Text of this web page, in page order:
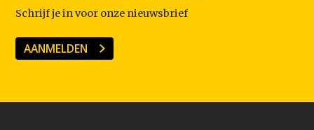
Schrijf je in voor onze nieuwsbrief
AANMELDEN